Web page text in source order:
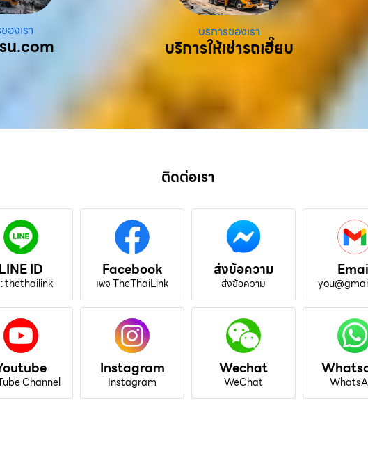
องเรา
รน.com
บริการของเรา
บริการให้เช่ารถเฮี๊ยบ
ติดต่อเรา
LINE ID
thethailink
Facebook
เพจ TheThaiLink
ส่งข้อความ
ส่งข้อความ
Channel
Instagram
Instagram
Wechat
WeChat